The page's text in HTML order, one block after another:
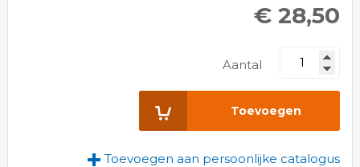
€ 28,50
Aantal
Toevoegen
Toevoegen aan persoonlijke catalogus